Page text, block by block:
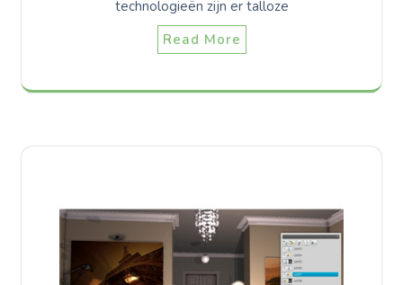
technologieën zijn er talloze
Read More